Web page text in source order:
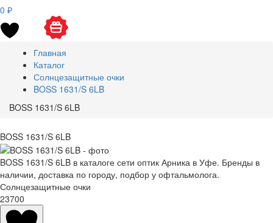
0 ₽
Главная
Каталог
Солнцезащитные очки
BOSS 1631/S 6LB
BOSS 1631/S 6LB
BOSS 1631/S 6LB
BOSS 1631/S 6LB в каталоге сети оптик Арника в Уфе. Бренды в
наличии, доставка по городу, подбор у офтальмолога.
Солнцезащитные очки
23700